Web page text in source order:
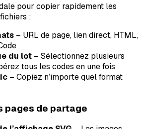
pour copier rapidement les
:
– URL de page, lien direct, HTML,
du lot – Sélectionnez plusieurs
tous les codes en une fois
– Copiez n’importe quel format
pages de partage